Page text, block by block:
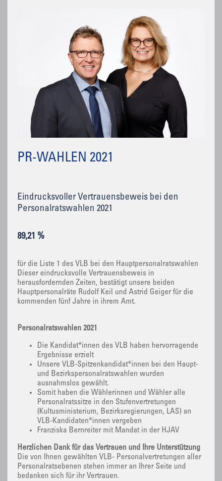
PR-WAHLEN 2021
Eindrucksvoller Vertrauensbeweis bei den
Personalratswahlen 2021
89,21 %
für die Liste 1 des VLB bei den Hauptpersonalratswahlen
Dieser eindrucksvolle Vertrauensbeweis in
herausfordernden Zeiten, bestätigt unsere beiden
Hauptpersonalräte Rudolf Keil und Astrid Geiger für die
kommenden fünf Jahre in ihrem Amt.
Personalratswahlen 2021
Die Kandidat*innen des VLB haben hervorragende
Ergebnisse erzielt
Unsere VLB-Spitzenkandidat*innen bei den Haupt-
und Bezirkspersonalratswahlen wurden
ausnahmslos gewählt.
Somit haben die Wählerinnen und Wähler alle
Personalratssitze in den Stufenvertretungen
(Kultusministerium, Bezirksregierungen, LAS) an
VLB-Kandidaten*innen vergeben
Franziska Bernreiter mit Mandat in der HJAV
Herzlichen Dank für das Vertrauen und Ihre Unterstützung
Die von Ihnen gewählten VLB- Personalvertretungen aller
Personalratsebenen stehen immer an Ihrer Seite und
bedanken sich für ihr Vertrauen.